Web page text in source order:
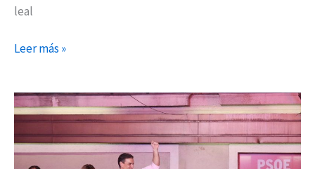
leal
Leer más »
El
PSOE
‘conquista’
el